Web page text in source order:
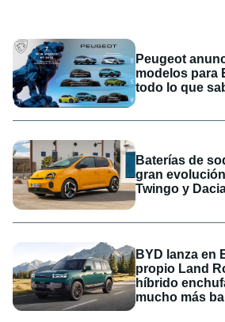
Peugeot
modelos para
todo lo que
Baterías de
gran
Twingo y
BYD lanza en
propio Land
híbrido
mucho más